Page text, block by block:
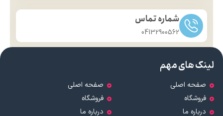
شماره تماس
04132900562
لینک های مهم
صفحه اصلی
فروشگاه
درباره ما
صفحه اصلی
فروشگاه
درباره ما